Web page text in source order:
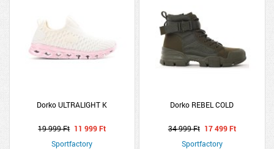
Dorko ULTRALIGHT K
19 999 Ft 11 999 Ft
Sportfactory
Dorko REBEL COLD
34 999 Ft 17 499 Ft
Sportfactory